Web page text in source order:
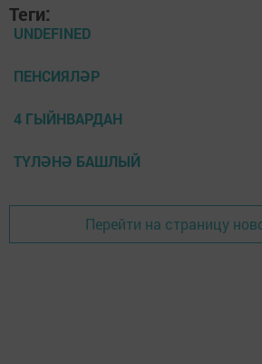
Теги:
UNDEFINED
ПЕНСИЯЛӘР
4 ГЫЙНВАРДАН
ТҮЛӘНӘ БАШЛЫЙ
Перейти на страницу